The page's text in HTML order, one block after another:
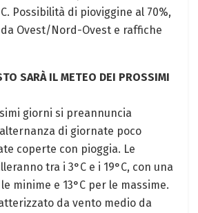
Possibilità di pioviggine al 70%,
Ovest/Nord-Ovest e raffiche
SARÀ IL METEO DEI PROSSIMI
giorni si preannuncia
di giornate poco
coperte con pioggia. Le
tra i 3°C e i 19°C, con una
minime e 13°C per le massime.
da vento medio da